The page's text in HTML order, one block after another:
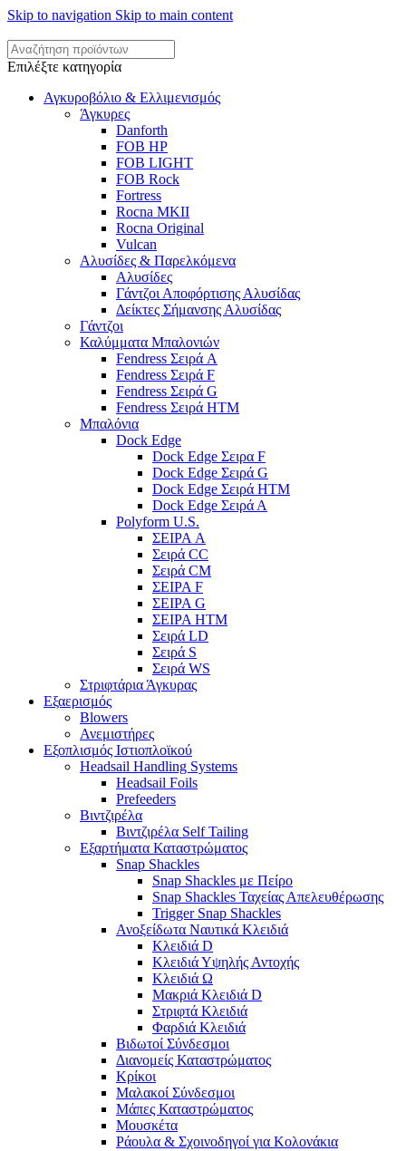
Skip to navigation Skip to main content
Επιλέξτε κατηγορία
Αγκυροβόλιο & Ελλιμενισμός
Άγκυρες
Danforth
FOB HP
FOB LIGHT
FOB Rock
Fortress
Rocna MKII
Rocna Original
Vulcan
Αλυσίδες & Παρελκόμενα
Αλυσίδες
Γάντζοι Αποφόρτισης Αλυσίδας
Δείκτες Σήμανσης Αλυσίδας
Γάντζοι
Καλύμματα Μπαλονιών
Fendress Σειρά A
Fendress Σειρά F
Fendress Σειρά G
Fendress Σειρά HTM
Μπαλόνια
Dock Edge
Dock Edge Σειρα F
Dock Edge Σειρά G
Dock Edge Σειρά HTM
Dock Edge Σειρά Α
Polyform U.S.
ΣΕΙΡΑ A
Σειρά CC
Σειρά CM
ΣΕΙΡΑ F
ΣΕΙΡΑ G
ΣΕΙΡΑ HTM
Σειρά LD
Σειρά S
Σειρά WS
Στριφτάρια Άγκυρας
Εξαερισμός
Blowers
Ανεμιστήρες
Εξοπλισμός Ιστιοπλοϊκού
Headsail Handling Systems
Headsail Foils
Prefeeders
Βιντζιρέλα
Βιντζιρέλα Self Tailing
Εξαρτήματα Καταστρώματος
Snap Shackles
Snap Shackles με Πείρο
Snap Shackles Ταχείας Απελευθέρωσης
Trigger Snap Shackles
Ανοξείδωτα Ναυτικά Κλειδιά
Κλειδιά D
Κλειδιά Υψηλής Αντοχής
Κλειδιά Ω
Μακριά Κλειδιά D
Στριφτά Κλειδιά
Φαρδιά Κλειδιά
Βιδωτοί Σύνδεσμοι
Διανομείς Καταστρώματος
Κρίκοι
Μαλακοί Σύνδεσμοι
Μάπες Καταστρώματος
Μουσκέτα
Ράουλα & Σχοινοδηγοί για Κολονάκια